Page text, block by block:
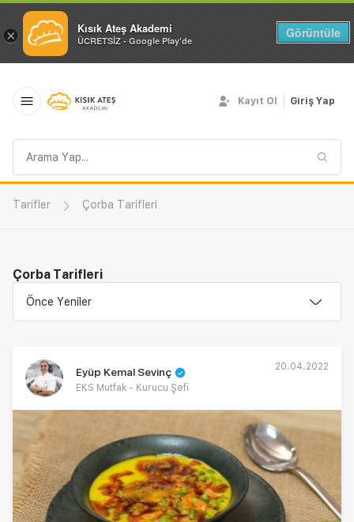
× Kısık Ateş Akademi
ÜCRETSİZ - Google Play'de
Görüntüle
sorgusu
Kayıt Ol Giriş Yap
Tarifler Çorba Tarifleri
Çorba Tarifleri
Önce Yeniler
Eyüp Kemal Sevinç
EKS Mutfak - Kurucu Şefi
20.04.2022